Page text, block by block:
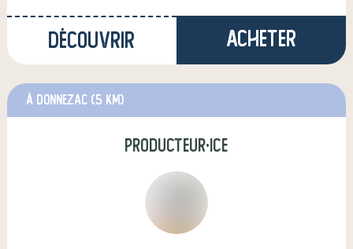
Découvrir Acheter
à Donnezac (5 km)
producteur·ice